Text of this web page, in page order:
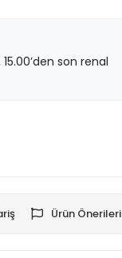
son renal
Ürün Önerileri